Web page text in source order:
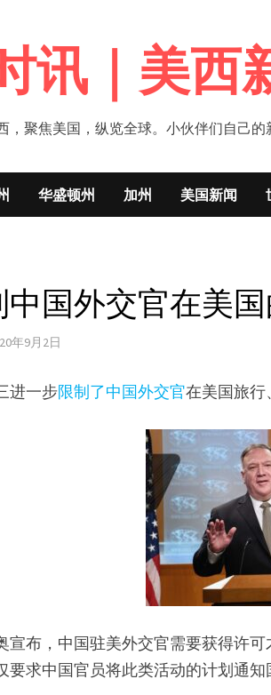
讯｜美西
，聚焦美国，纵览全球。小伙伴们自己
华盛顿州 加州 美国新闻
中国外交官在美
年9月2日
进一步限制了中国外交官在美国旅行
宣布，中国驻美外交官需要获得许
要求中国官员将此类活动的计划通知